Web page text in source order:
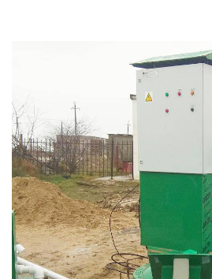
Смотреть проект